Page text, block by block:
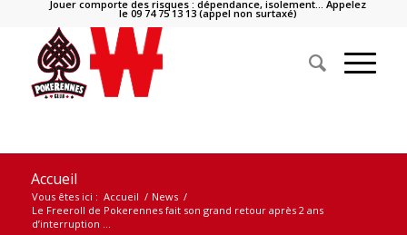
Jouer comporte des risques : dépendance, isolement… Appelez
le 09 74 75 13 13 (appel non surtaxé)
Accueil
Vous êtes ici : Accueil / News /
Le Freeroll de Pokerennes fait son grand retour après 2 ans
d’interruption ...